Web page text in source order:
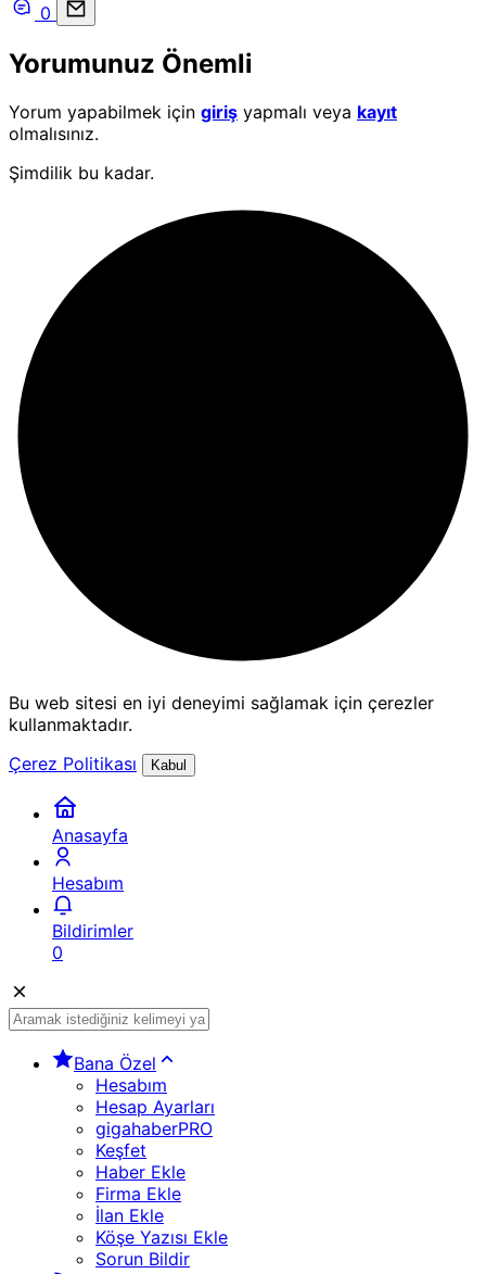
0
Yorumunuz Önemli
Yorum yapabilmek için giriş yapmalı veya kayıt
olmalısınız.
Şimdilik bu kadar.
Bu web sitesi en iyi deneyimi sağlamak için çerezler
kullanmaktadır.
Çerez Politikası
Kabul
Anasayfa
Hesabım
Bildirimler
0
Bana Özel
Hesabım
Hesap Ayarları
gigahaberPRO
Keşfet
Haber Ekle
Firma Ekle
İlan Ekle
Köşe Yazısı Ekle
Sorun Bildir